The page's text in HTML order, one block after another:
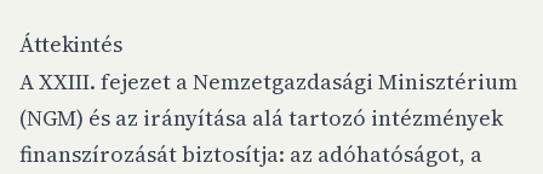
Áttekintés
A XXIII. fejezet a Nemzetgazdasági Minisztérium
(NGM) és az irányítása alá tartozó intézmények
finanszírozását biztosítja: az adóhatóságot, a